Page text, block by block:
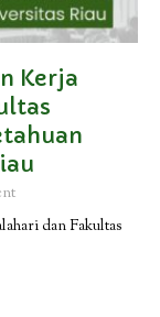
Kerja
dan Fakultas